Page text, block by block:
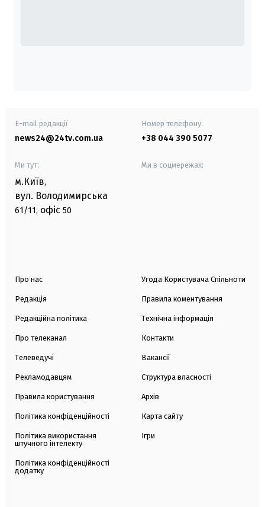
E-mail редакції
news24@24tv.com.ua
Номер телефону:
+38 044 390 5077
Ми тут:
м.Київ,
вул. Володимирська
61/11, офіс 50
Ми в соцмережах:
Про нас
Редакція
Редакційна політика
Про телеканал
Телеведучі
Рекламодавцям
Правила користування
Політика конфіденційності
Політика використання
штучного інтелекту
Політика конфіденційності
додатку
Угода Користувача Спільноти
Правила коментування
Технічна інформація
Контакти
Вакансії
Структура власності
Архів
Карта сайту
Ігри